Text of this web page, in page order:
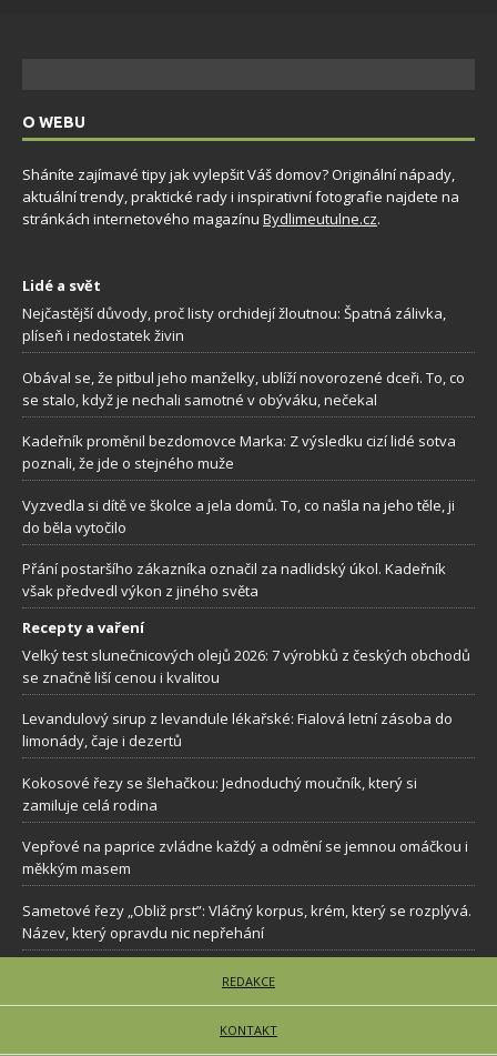
O WEBU
Sháníte zajímavé tipy jak vylepšit Váš domov? Originální nápady,
aktuální trendy, praktické rady i inspirativní fotografie najdete na
stránkách internetového magazínu Bydlimeutulne.cz.
Lidé a svět
Nejčastější důvody, proč listy orchidejí žloutnou: Špatná zálivka,
plíseň i nedostatek živin
Obával se, že pitbul jeho manželky, ublíží novorozené dceři. To, co
se stalo, když je nechali samotné v obýváku, nečekal
Kadeřník proměnil bezdomovce Marka: Z výsledku cizí lidé sotva
poznali, že jde o stejného muže
Vyzvedla si dítě ve školce a jela domů. To, co našla na jeho těle, ji
do běla vytočilo
Přání postaršího zákazníka označil za nadlidský úkol. Kadeřník
však předvedl výkon z jiného světa
Recepty a vaření
Velký test slunečnicových olejů 2026: 7 výrobků z českých obchodů
se značně liší cenou i kvalitou
Levandulový sirup z levandule lékařské: Fialová letní zásoba do
limonády, čaje i dezertů
Kokosové řezy se šlehačkou: Jednoduchý moučník, který si
zamiluje celá rodina
Vepřové na paprice zvládne každý a odmění se jemnou omáčkou i
měkkým masem
Sametové řezy „Obliž prst”: Vláčný korpus, krém, který se rozplývá.
Název, který opravdu nic nepřehání
REDAKCE
KONTAKT